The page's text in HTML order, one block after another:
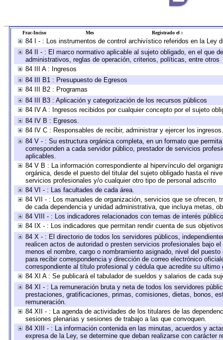
Frac-Inciso Mes Registrado el :
84 I - : Los instrumentos de control archivístico referidos en la Ley
84 II - : El marco normativo aplicable al sujeto obligado, en el que
administrativos, reglas de operación, criterios, políticas, entre otros
84 III A : Ingresos
84 III B1 : Presupuesto de Egresos
84 III B2 : Programas
84 III B3 : Aplicación y categorización de los recursos públicos
84 IV A : Ingresos recibidos por cualquier concepto por el sujeto
84 IV B : Egresos.
84 IV C : Responsables de recibir, administrar y ejercer los ingresos.
84 V - : Su estructura orgánica completa, en un formato que
corresponden a cada servidor público, prestador de servicios
aplicables.
84 V B : La información correspondiente al hipervínculo del
orgánica, desde el puesto del titular del sujeto obligado hasta el
servicios profesionales y/o cualquier otro tipo de personal adscrito
84 VI - : Las facultades de cada área.
84 VII - : Los manuales de organización, servicios que se
de cada dependencia y unidad administrativa, que incluya metas,
84 VIII - : Los indicadores relacionados con temas de interés
84 IX - : Los indicadores que permitan rendir cuenta de sus
84 X - : El directorio de todos los servidores públicos,
realicen actos de autoridad o presten servicios profesionales bajo
menos el nombre, cargo o nombramiento asignado, nivel del
para recibir correspondencia y dirección de correo electrónico
correspondiente al título profesional y cédula que acredite su ultimo
84 XI A : Se publicará el tabulador de sueldos y salarios de cada
84 XI - : La remuneración bruta y neta de todos los servidores
prestaciones, gratificaciones, primas, comisiones, dietas, bonos,
remuneración.
84 XII - : La agenda de actividades de los titulares de las
sesiones plenarias y sesiones de trabajo a las que convoquen.
84 XIII - : La información contenida en las minutas, acuerdos y
expresa de la Ley, se determine que deban realizarse con carácter